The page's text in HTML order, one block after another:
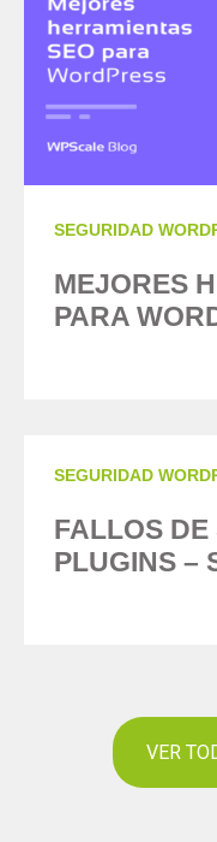
SEGURIDAD
MEJORES
PARA
SEGURIDAD
FALLOS DE
PLUGINS –
VER